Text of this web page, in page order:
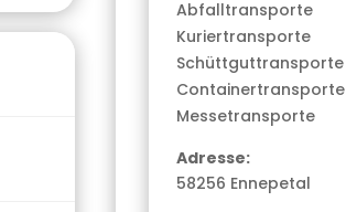
Abfalltransporte
Kuriertransporte
Schüttguttransporte
Containertransporte
Messetransporte
Adresse:
58256 Ennepetal